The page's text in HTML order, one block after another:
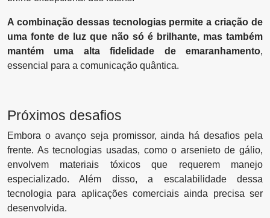
A combinação dessas tecnologias permite a criação de
uma fonte de luz que não só é brilhante, mas também
mantém uma alta fidelidade de emaranhamento,
essencial para a comunicação quântica.
Próximos desafios
Embora o avanço seja promissor, ainda há desafios pela
frente. As tecnologias usadas, como o arsenieto de gálio,
envolvem materiais tóxicos que requerem manejo
especializado. Além disso, a escalabilidade dessa
tecnologia para aplicações comerciais ainda precisa ser
desenvolvida.